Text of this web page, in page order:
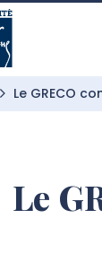
Le GRECO
Le